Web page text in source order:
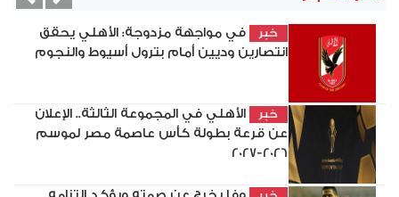
خبر
في مواجهة مزدوجة: الأهلي يحقق
انتصارين وديين أمام بترول أسيوط والنجوم
خبر
الأهلي في المجموعة الثالثة.. الإعلان
عن قرعة بطولة كأس عاصمة مصر لموسم
2026-2027
Next